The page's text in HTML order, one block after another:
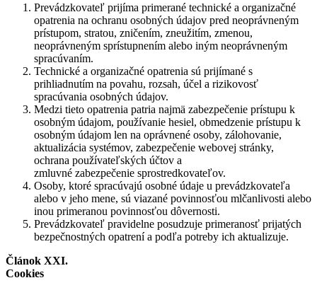
Prevádzkovateľ prijíma primerané technické a organizačné
opatrenia na ochranu osobných údajov pred neoprávneným
prístupom, stratou, zničením, zneužitím, zmenou,
neoprávneným sprístupnením alebo iným neoprávneným
spracúvaním.
Technické a organizačné opatrenia sú prijímané s
prihliadnutím na povahu, rozsah, účel a rizikovosť
spracúvania osobných údajov.
Medzi tieto opatrenia patria najmä zabezpečenie prístupu k
osobným údajom, používanie hesiel, obmedzenie prístupu k
osobným údajom len na oprávnené osoby, zálohovanie,
aktualizácia systémov, zabezpečenie webovej stránky,
ochrana používateľských účtov a
zmluvné zabezpečenie sprostredkovateľov.
Osoby, ktoré spracúvajú osobné údaje u prevádzkovateľa
alebo v jeho mene, sú viazané povinnosťou mlčanlivosti alebo
inou primeranou povinnosťou dôvernosti.
Prevádzkovateľ pravidelne posudzuje primeranosť prijatých
bezpečnostných opatrení a podľa potreby ich aktualizuje.
Článok XXI.
Cookies